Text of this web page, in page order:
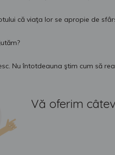
că viaţa lor se apropie de
Nu întotdeauna ştim cum să
Vă oferim